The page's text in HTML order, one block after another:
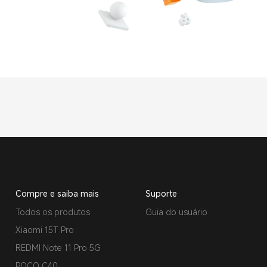
Compre e saiba mais
Todos os produtos
Xiaomi 15T Pro
REDMI Note 11 Pro 5G
Suporte
Guia do usuário